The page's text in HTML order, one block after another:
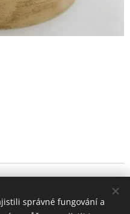
správné fungování a